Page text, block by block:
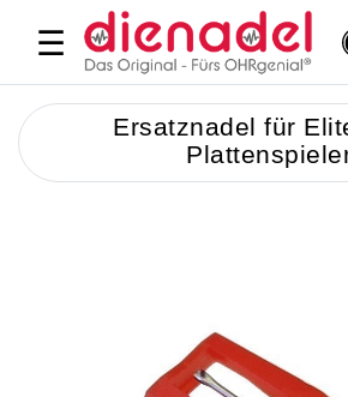
☰
Ersatznadel für